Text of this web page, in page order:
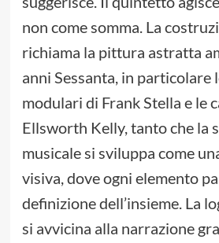
non come somma. La
richiama la pittura astratta
anni Sessanta, in particolare
modulari di Frank Stella e le
Ellsworth Kelly, tanto che la
musicale si sviluppa come
visiva, dove ogni elemento
definizione dell’insieme. La
si avvicina alla narrazione